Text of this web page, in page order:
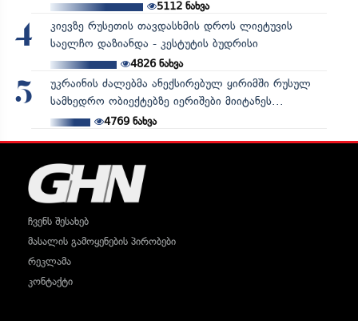
5112ნახვა
4
კიევზე რუსეთის თავდასხმის დროს ლიეტუვის
საელჩო დაზიანდა - კესტუტის ბუდრისი
4826ნახვა
5
უკრაინის ძალებმა ანექსირებულ ყირიმში რუსულ
სამხედრო ობიექტებზე იერიშები მიიტანეს...
4769ნახვა
ჩვენს შესახებ
მასალის გამოყენების პირობები
რეკლამა
კონტაქტი